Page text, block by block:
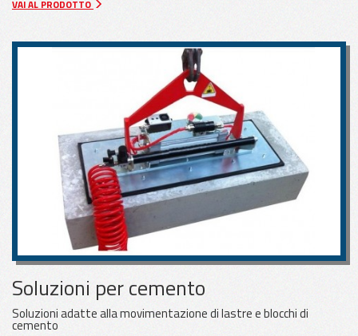
VAI AL PRODOTTO
Soluzioni per cemento
Soluzioni adatte alla movimentazione di lastre e blocchi di
cemento